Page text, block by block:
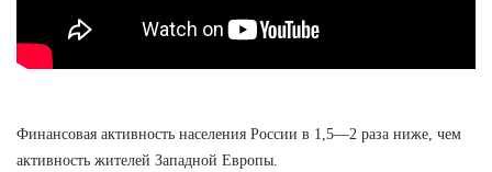
Финансовая активность населения России в 1,5—2 раза ниже, чем
активность жителей Западной Европы.